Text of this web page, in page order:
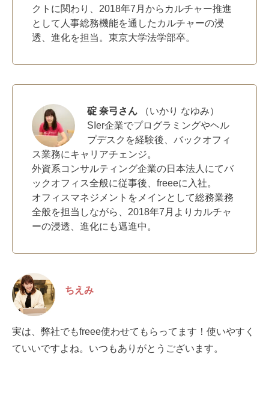
クトに関わり、2018年7月からカルチャー推進
として人事総務機能を通したカルチャーの浸
透、進化を担当。東京大学法学部卒。
碇 奈弓さん
（いかり なゆみ）
SIer企業でプログラミングやヘル
プデスクを経験後、バックオフィ
ス業務にキャリアチェンジ。
外資系コンサルティング企業の日本法人にてバ
ックオフィス全般に従事後、freeeに入社。
オフィスマネジメントをメインとして総務業務
全般を担当しながら、2018年7月よりカルチャ
ーの浸透、進化にも邁進中。
ちえみ
実は、弊社でもfreee使わせてもらってます！使いやすく
ていいですよね。いつもありがとうございます。